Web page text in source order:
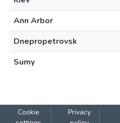
Ann Arbor
Dnepropetrovsk
Sumy
Cookie
Privacy